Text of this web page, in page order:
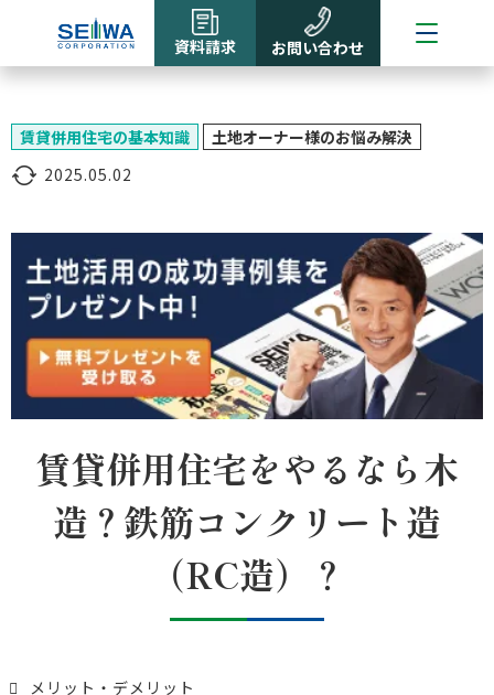
資料請求 お問い合わせ
2025.05.02
賃貸併用住宅の基本知識 土地オーナー様のお悩み解決
賃貸併用住宅をやるなら木
造？鉄筋コンクリート造
（RC造）？
メリット・デメリット